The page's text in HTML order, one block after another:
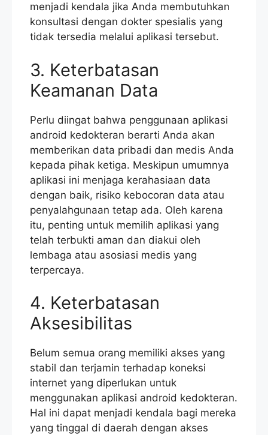
menjadi kendala jika Anda membutuhkan
konsultasi dengan dokter spesialis yang
tidak tersedia melalui aplikasi tersebut.
3. Keterbatasan
Keamanan Data
Perlu diingat bahwa penggunaan aplikasi
android kedokteran berarti Anda akan
memberikan data pribadi dan medis Anda
kepada pihak ketiga. Meskipun umumnya
aplikasi ini menjaga kerahasiaan data
dengan baik, risiko kebocoran data atau
penyalahgunaan tetap ada. Oleh karena
itu, penting untuk memilih aplikasi yang
telah terbukti aman dan diakui oleh
lembaga atau asosiasi medis yang
terpercaya.
4. Keterbatasan
Aksesibilitas
Belum semua orang memiliki akses yang
stabil dan terjamin terhadap koneksi
internet yang diperlukan untuk
menggunakan aplikasi android kedokteran.
Hal ini dapat menjadi kendala bagi mereka
yang tinggal di daerah dengan akses